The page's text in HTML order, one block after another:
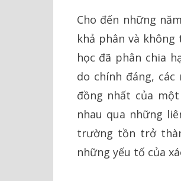
Cho đến những
khả phân và không
học đã phân chia
do chính đáng,
đồng nhất của
nhau qua những
trường tồn trở
những yếu tố của